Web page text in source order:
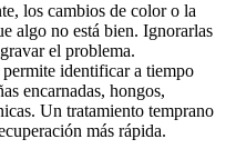
los cambios de color o la
algo no está bien. Ignorarlas
el problema.
identificar a tiempo
encarnadas, hongos,
Un tratamiento temprano
más rápida.